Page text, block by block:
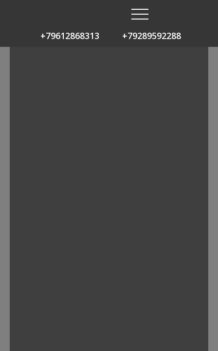
+79612868313 +79289592288